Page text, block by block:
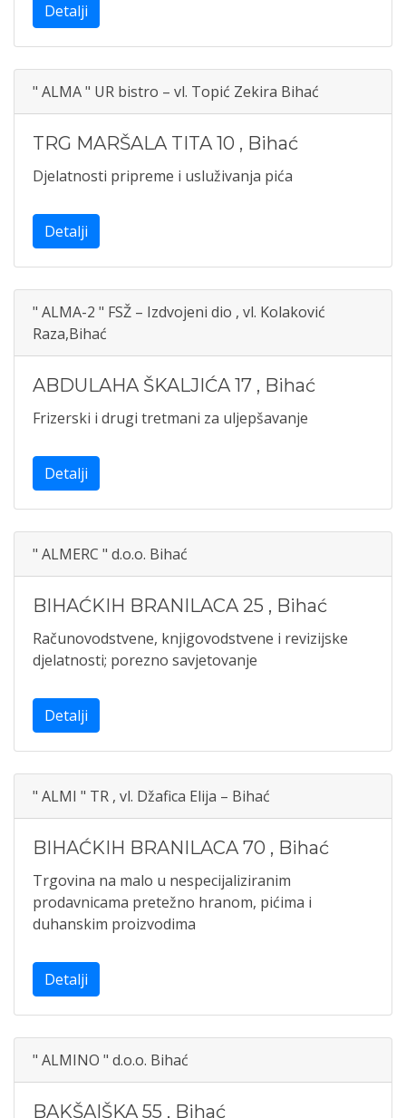
Detalji
" ALMA " UR bistro – vl. Topić Zekira Bihać
TRG MARŠALA TITA 10 , Bihać
Djelatnosti pripreme i usluživanja pića
Detalji
" ALMA-2 " FSŽ – Izdvojeni dio , vl. Kolaković
Raza,Bihać
ABDULAHA ŠKALJIĆA 17 , Bihać
Frizerski i drugi tretmani za uljepšavanje
Detalji
" ALMERC " d.o.o. Bihać
BIHAĆKIH BRANILACA 25 , Bihać
Računovodstvene, knjigovodstvene i revizijske
djelatnosti; porezno savjetovanje
Detalji
" ALMI " TR , vl. Džafica Elija – Bihać
BIHAĆKIH BRANILACA 70 , Bihać
Trgovina na malo u nespecijaliziranim
prodavnicama pretežno hranom, pićima i
duhanskim proizvodima
Detalji
" ALMINO " d.o.o. Bihać
BAKŠAIŠKA 55 , Bihać